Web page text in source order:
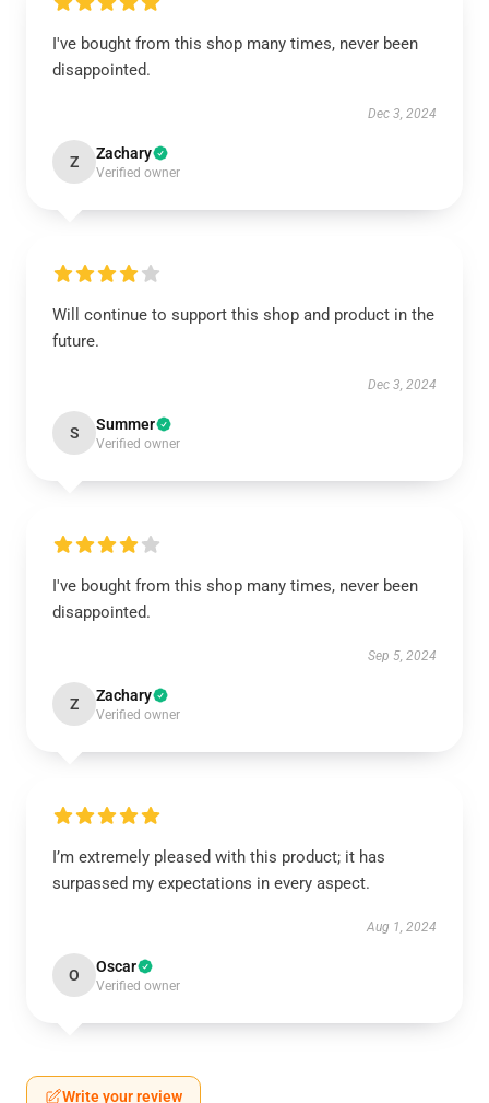
I've bought from this shop many times, never been
disappointed.
Dec 3, 2024
Z Zachary
Verified owner
Will continue to support this shop and product in the
future.
Dec 3, 2024
S Summer
Verified owner
I've bought from this shop many times, never been
disappointed.
Sep 5, 2024
Z Zachary
Verified owner
I’m extremely pleased with this product; it has
surpassed my expectations in every aspect.
Aug 1, 2024
O Oscar
Verified owner
Write your review